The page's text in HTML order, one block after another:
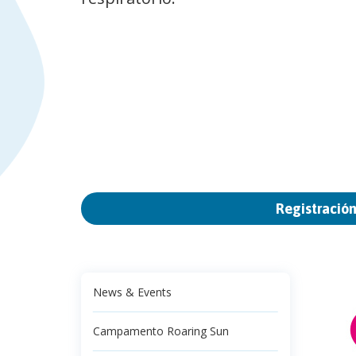
News & Events
Campamento Roaring Sun